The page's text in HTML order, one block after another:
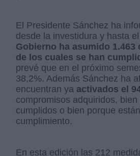
El Presidente Sánchez ha
desde la investidura y hasta
Gobierno ha asumido 1.463
de los cuales se han
prevé que en el próximo
38,2%. Además Sánchez ha
encuentran ya activados el
compromisos adquiridos,
cumplidos o bien porque
cumplimiento.
En esta edición las 212